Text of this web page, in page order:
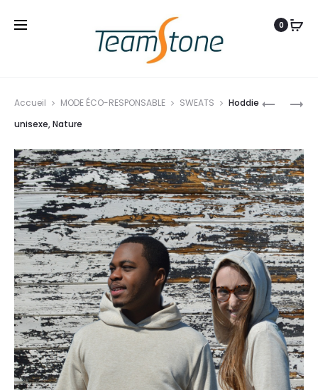
0
FEMME,
OLIVE
HODDIE
CLAIR
Accueil MODE ÉCO-RESPONSABLE SWEATS
Hoddie
unisexe, Nature